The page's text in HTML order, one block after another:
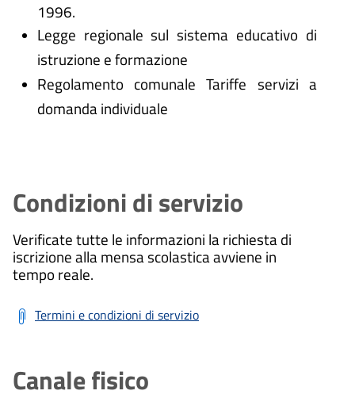
1996.
Legge regionale sul sistema educativo di
istruzione e formazione
Regolamento comunale Tariffe servizi a
domanda individuale
Condizioni di servizio
Verificate tutte le informazioni la richiesta di
iscrizione alla mensa scolastica avviene in
tempo reale.
Termini e condizioni di servizio
Canale fisico